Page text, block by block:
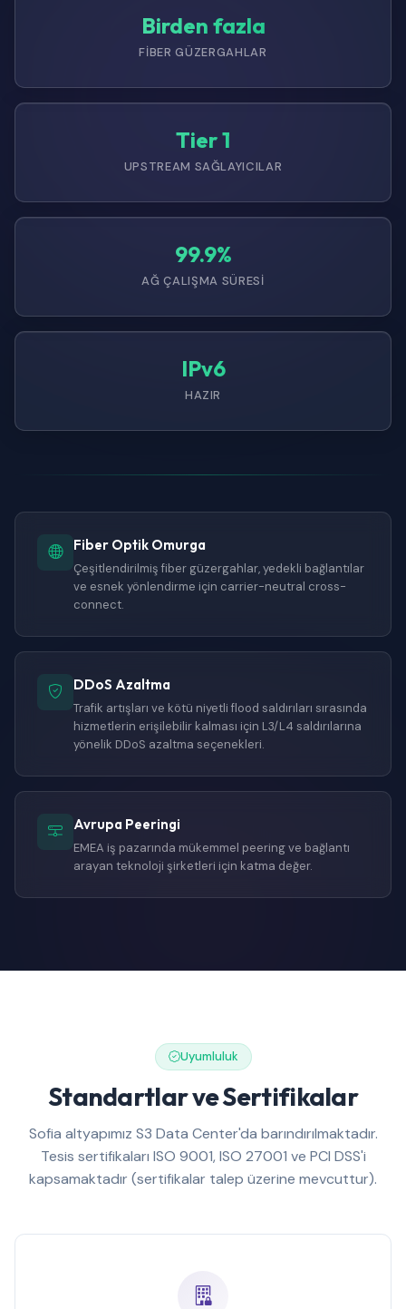
Birden fazla
FIBER GÜZERGAHLAR
Tier 1
UPSTREAM SAĞLAYICILAR
99.9%
AĞ ÇALIŞMA SÜRESI
IPv6
HAZIR
Fiber Optik Omurga
Çeşitlendirilmiş fiber güzergahlar, yedekli bağlantılar
ve esnek yönlendirme için carrier-neutral cross-
connect.
DDoS Azaltma
Trafik artışları ve kötü niyetli flood saldırıları sırasında
hizmetlerin erişilebilir kalması için L3/L4 saldırılarına
yönelik DDoS azaltma seçenekleri.
Avrupa Peeringi
EMEA iş pazarında mükemmel peering ve bağlantı
arayan teknoloji şirketleri için katma değer.
Uyumluluk
Standartlar ve Sertifikalar
Sofia altyapımız S3 Data Center'da barındırılmaktadır.
Tesis sertifikaları ISO 9001, ISO 27001 ve PCI DSS'i
kapsamaktadır (sertifikalar talep üzerine mevcuttur).